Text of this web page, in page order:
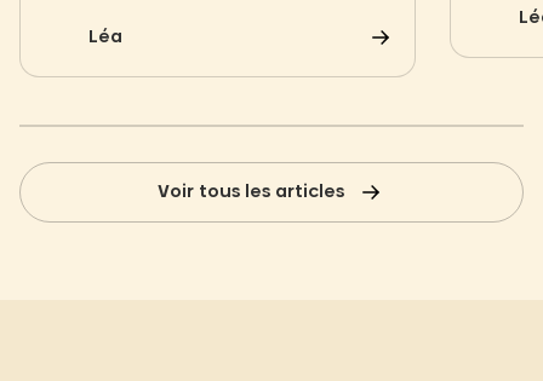
monuments médiévaux, dressés dans
symbolisent un lien ancestral entre les
Léa
Voir tous les articles